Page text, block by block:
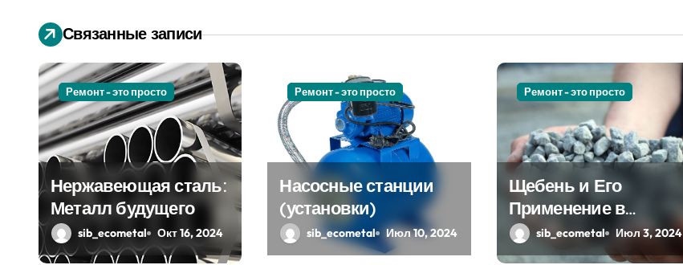
ц
и
я
п
о
з
а
п
Связанные записи
Ремонт - это просто
Нержавеющая сталь:
Металл будущего
sib_ecometal Окт 16, 2024
Ремонт - это просто
Насосные станции
(установки)
sib_ecometal Июл 10, 2024
Ремонт - это просто
Щебень и Его
Применение в
Современном
Строительстве
sib_ecometal Июл 3, 2024